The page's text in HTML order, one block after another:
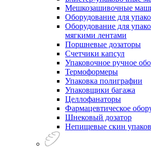
Мешкозашивочные
Оборудование для
Оборудование для
мягкими лентами
Поршневые дозаторы
Счетчики капсул
Упаковочное ручное
Термоформеры
Упаковка полиграфии
Упаковщики багажа
Целлофанаторы
Фармацевтическое
Шнековый дозатор
Непищевые скин